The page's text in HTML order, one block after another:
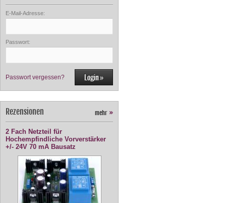
E-Mail-Adresse:
Passwort:
Passwort vergessen?
Rezensionen mehr »
2 Fach Netzteil für
Hochempfindliche Vorverstärker
+/- 24V 70 mA Bausatz